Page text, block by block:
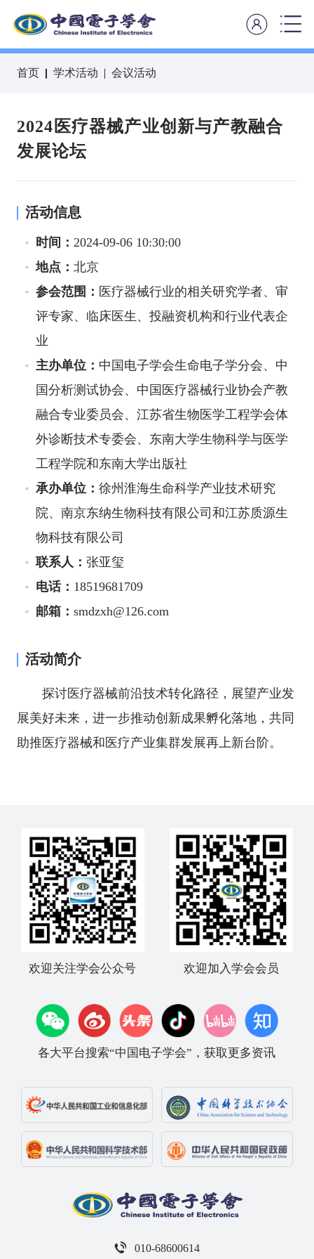
首页 学术活动 会议活动
2024医疗器械产业创新与产教融合
发展论坛
活动信息
时间： 2024-09-06 10:30:00
地点： 北京
参会范围： 医疗器械行业的相关研究学者、审
评专家、临床医生、投融资机构和行业代表企
业
主办单位： 中国电子学会生命电子学分会、中
国分析测试协会、中国医疗器械行业协会产教
融合专业委员会、江苏省生物医学工程学会体
外诊断技术专委会、东南大学生物科学与医学
工程学院和东南大学出版社
承办单位： 徐州淮海生命科学产业技术研究
院、南京东纳生物科技有限公司和江苏质源生
物科技有限公司
联系人： 张亚玺
电话： 18519681709
邮箱： smdzxh@126.com
活动简介
探讨医疗器械前沿技术转化路径，展望产业发
展美好未来，进一步推动创新成果孵化落地，共同
助推医疗器械和医疗产业集群发展再上新台阶。
欢迎关注学会公众号 欢迎加入学会会员
各大平台搜索“中国电子学会”，获取更多资讯
010-68600614